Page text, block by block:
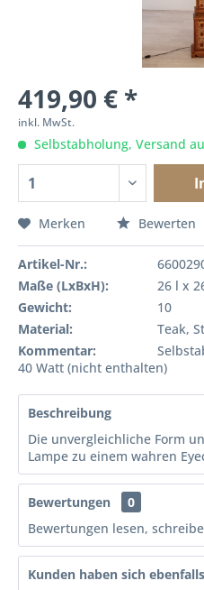
419,90 € *
inkl. MwSt.
Selbstabholung, Versand
Merken Bewerten
Artikel-Nr.:
Maße (LxBxH):
26 l x
Gewicht:
10
Material:
Teak,
Kommentar:
40 Watt (nicht enthalten)
Beschreibung
Die unvergleichliche Form
Lampe zu einem wahren
Bewertungen
0
Bewertungen lesen,
Kunden haben sich